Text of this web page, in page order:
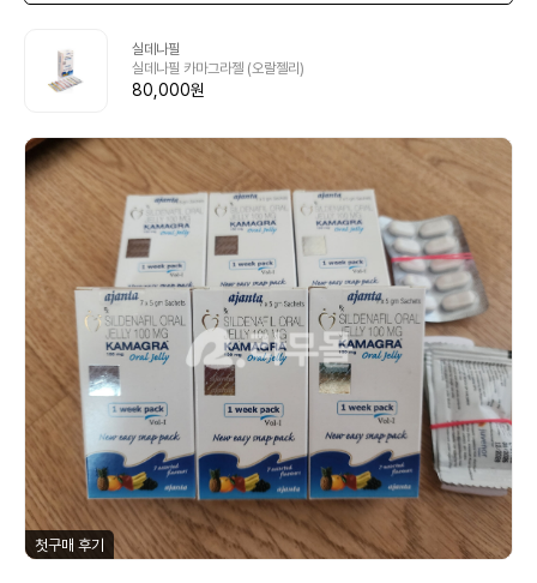
실데나필
실데나필 카마그라젤 (오랄젤리)
80,000원
첫구매 후기